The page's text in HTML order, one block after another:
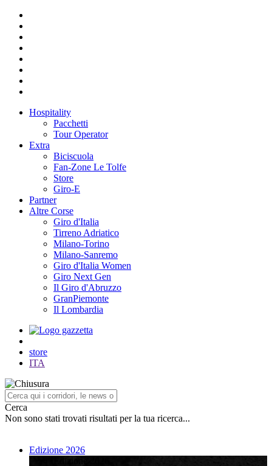
Hospitality
Pacchetti
Tour Operator
Extra
Biciscuola
Fan-Zone Le Tolfe
Store
Giro-E
Partner
Altre Corse
Giro d'Italia
Tirreno Adriatico
Milano-Torino
Milano-Sanremo
Giro d'Italia Women
Giro Next Gen
Il Giro d'Abruzzo
GranPiemonte
Il Lombardia
store
ITA
Cerca
Non sono stati trovati risultati per la tua ricerca...
Edizione 2026